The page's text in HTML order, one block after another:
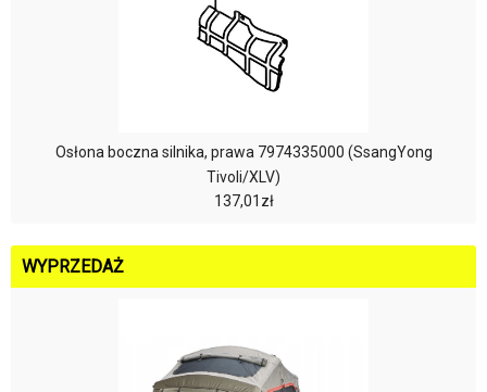
Osłona boczna silnika, prawa 7974335000 (SsangYong
Tivoli/XLV)
137,01zł
WYPRZEDAŻ